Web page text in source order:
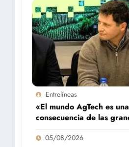
Entrelíneas
«El mundo AgTech es una
consecuencia de las
fortalezas que tenemos
05/08/2026